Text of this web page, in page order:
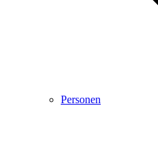
Personen